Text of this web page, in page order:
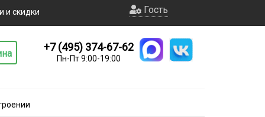
и скидки Гость
+7 (495) 374-67-62
Пн-Пт 9:00-19:00